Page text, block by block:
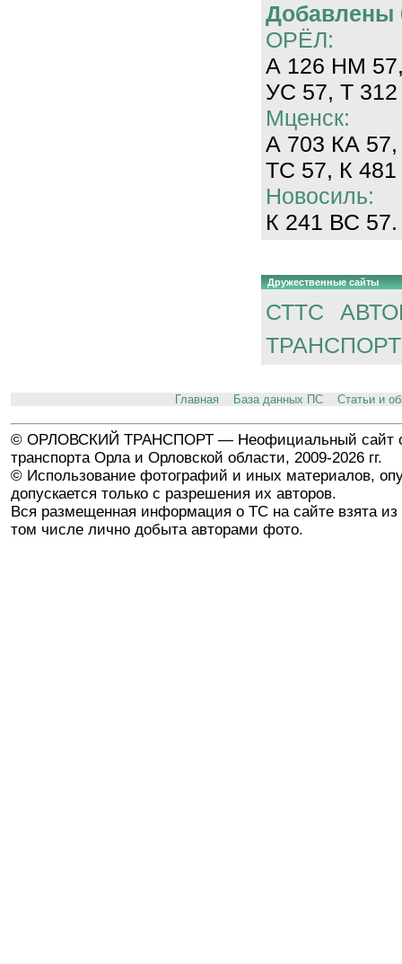
Добавлены
ОРЁЛ:
А 126 НМ
УС 57, Т
Мценск:
А 703 КА
ТС 57, К
Новосиль:
К 241 ВС 57.
Дружественные сайты
СТТС
ТРАНСПОРТ
Главная База данных ПС Статьи и
© ОРЛОВСКИЙ ТРАНСПОРТ — Неофициальный сайт
транспорта Орла и Орловской области, 2009-2026 гг.
© Использование фотографий и иных материалов,
допускается только с разрешения их авторов.
Вся размещенная информация о ТС на сайте взята из
том числе лично добыта авторами фото.